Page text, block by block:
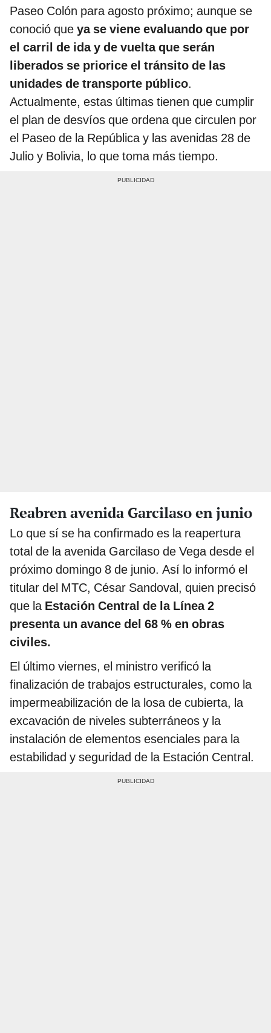
Paseo Colón para agosto próximo; aunque se
conoció que ya se viene evaluando que por
el carril de ida y de vuelta que serán
liberados se priorice el tránsito de las
unidades de transporte público.
Actualmente, estas últimas tienen que cumplir
el plan de desvíos que ordena que circulen por
el Paseo de la República y las avenidas 28 de
Julio y Bolivia, lo que toma más tiempo.
Reabren avenida Garcilaso en junio
Lo que sí se ha confirmado es la reapertura
total de la avenida Garcilaso de Vega desde el
próximo domingo 8 de junio. Así lo informó el
titular del MTC, César Sandoval, quien precisó
que la Estación Central de la Línea 2
presenta un avance del 68 % en obras
civiles.
El último viernes, el ministro verificó la
finalización de trabajos estructurales, como la
impermeabilización de la losa de cubierta, la
excavación de niveles subterráneos y la
instalación de elementos esenciales para la
estabilidad y seguridad de la Estación Central.